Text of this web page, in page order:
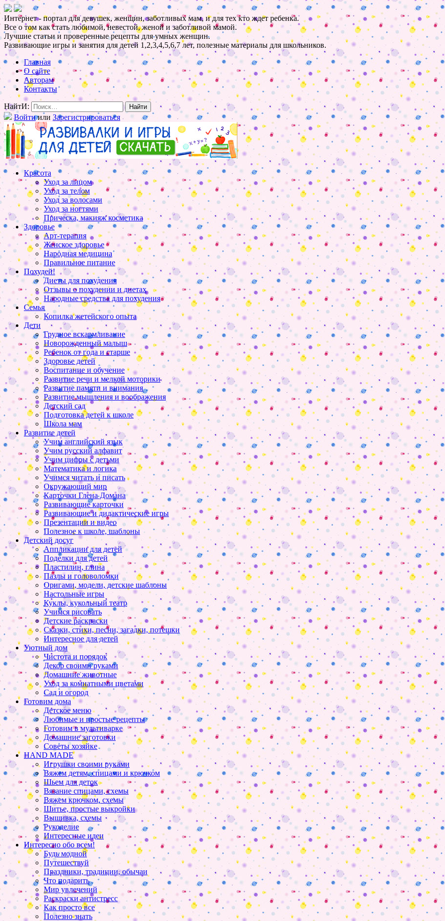
Интернет - портал для девушек, женщин, заботливых мам, и для тех кто ждет ребенка.
Все о том как стать любимой, невестой, женой и заботливой мамой.
Лучшие статьи и проверенные рецепты для умных женщин.
Развивающие игры и занятия для детей 1,2,3,4,5,6,7 лет, полезные материалы для школьников.
Главная
О сайте
Авторам
Контакты
НайтИ:
Войтиили Зарегистрироваться
Красота
Уход за лицом
Уход за телом
Уход за волосами
Уход за ногтями
Прическа, макияж косметика
Здоровье
Арт-терапия
Женское здоровье
Народная медицина
Правильное питание
Похудей!
Диеты для похудения
Отзывы о похудении и диетах
Народные средства для похудения
Семья
Копилка жетейского опыта
Дети
Грудное вскармливание
Новорожденный малыш
Ребенок от года и старше
Здоровье детей
Воспитание и обучение
Развитие речи и мелкой моторики
Развитие памяти и внимания
Развитие мышления и воображения
Детский сад
Подготовка детей к школе
Школа мам
Развитие детей
Учим английский язык
Учим русский алфавит
Учим цифры с детьми
Математика и логика
Учимся читать и писать
Окружающий мир
Карточки Глена Домана
Развивающие карточки
Развивающие и дидактические игры
Презентации и видео
Полезное к школе, шаблоны
Детский досуг
Аппликации для детей
Поделки для детей
Пластилин, глина
Пазлы и головоломки
Оригами, модели, детские шаблоны
Настольные игры
Куклы, кукольный театр
Учимся рисовать
Детские раскраски
Сказки, стихи, песни, загадки, потешки
Интересное для детей
Уютный дом
Чистота и порядок
Декор своими руками
Домашние животные
Уход за комнатными цветами
Сад и огород
Готовим дома
Детское меню
Любимые и простые рецепты
Готовим в мультиварке
Домашние заготовки
Советы хозяйке
HAND MADE
Игрушки своими руками
Вяжем детям, спицами и крючком
Шьем для деток
Вязание спицами, схемы
Вяжем крючком, схемы
Шитье, простые выкройки
Вышивка, схемы
Рукоделие
Интересные идеи
Интересно обо всем!
Будь модной
Путешествуй
Праздники, традиции, обычаи
Что подарить
Мир увлечений
Раскраски антистресс
Как просто все
Полезно знать